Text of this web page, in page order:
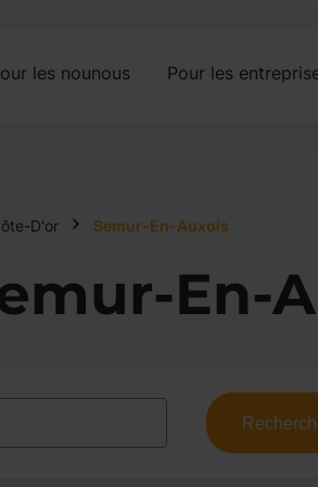
les nounous Pour les
D'or Semur-En-Auxois
En-